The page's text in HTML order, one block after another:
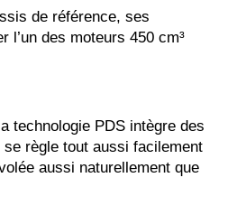
de référence, ses
l’un des moteurs 450 cm³
technologie PDS intègre des
règle tout aussi facilement
aussi naturellement que